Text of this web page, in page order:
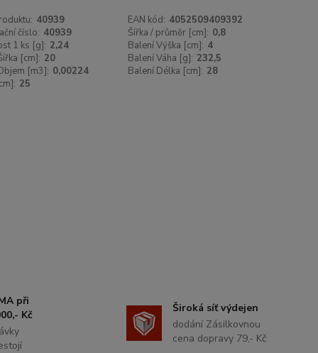
40939 EAN kód: 4052509409392
číslo: 40939 Šířka / průměr [cm]: 0,8
1 ks [g]: 2,24 Balení Výška [cm]: 4
[cm]: 20 Balení Váha [g]: 232,5
[m3]: 0,00224 Balení Délka [cm]: 28
25
při
Kč
Široká síť výdejen
dodání Zásilkovnou
cena dopravy 79,- Kč